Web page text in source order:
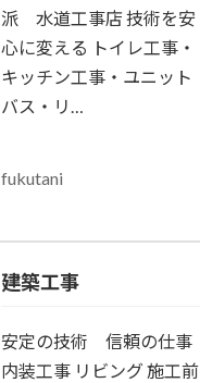
派 水道工事店 技術を安
心に変える トイレ工事・
キッチン工事・ユニット
バス・リ…
fukutani
建築工事
安定の技術 信頼の仕事
内装工事 リビング 施工前